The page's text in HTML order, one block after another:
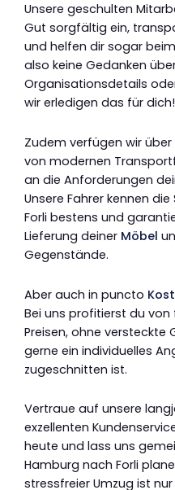
Unsere geschulten
Gut sorgfältig ein,
und helfen dir sogar
also keine Gedanken
Organisationsdetails
wir erledigen das für dich!
Zudem verfügen wir
von modernen
an die Anforderungen
Unsere Fahrer kennen
Forli bestens und
Lieferung deiner Möbel
Gegenstände.
Aber auch in puncto
Bei uns profitierst du
Preisen, ohne versteckte
gerne ein individuelles
zugeschnitten ist.
Vertraue auf unsere
exzellenten
heute und lass uns
Hamburg nach Forli
stressfreier Umzug ist